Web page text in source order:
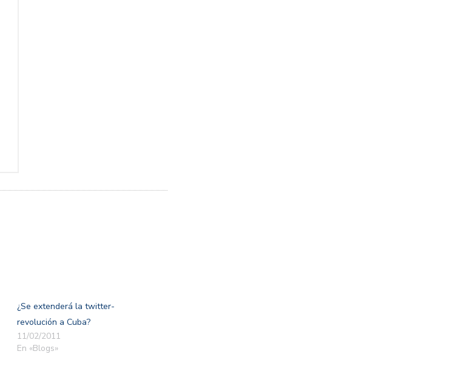
¿Se extenderá la twitter-
revolución a Cuba?
11/02/2011
En «Blogs»